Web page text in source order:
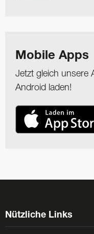
Mobile Apps
Jetzt gleich unsere
Android laden!
Nützliche Links